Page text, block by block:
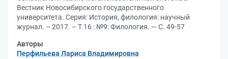
Вестник Новосибирского государственного
университета. Серия: История, филология: научный
журнал. – 2017. – Т.16 : №9: Филология. — С. 49-57
Авторы
Перфильева Лариса Владимировна